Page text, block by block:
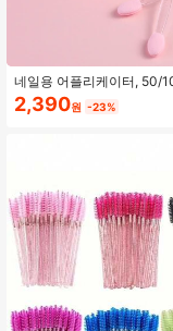
네일용 어플리케이터, 50/
아이섀도우 스펀지 어플리
이크업 브러시 네일 파우더
2,390원 -23%